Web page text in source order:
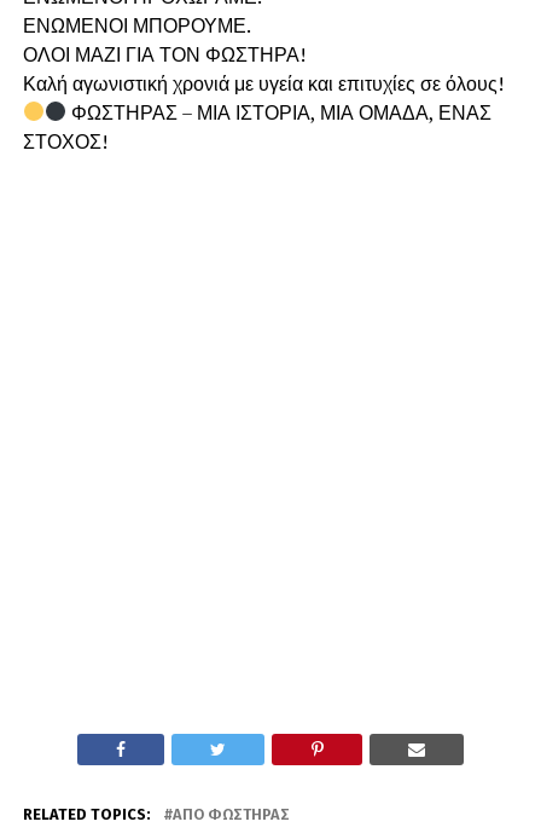
ΕΝΩΜΕΝΟΙ ΜΠΟΡΟΥΜΕ.
ΟΛΟΙ ΜΑΖΙ ΓΙΑ ΤΟΝ ΦΩΣΤΗΡΑ!
Καλή αγωνιστική χρονιά με υγεία και επιτυχίες σε όλους!
ΦΩΣΤΗΡΑΣ – ΜΙΑ ΙΣΤΟΡΙΑ, ΜΙΑ ΟΜΑΔΑ, ΕΝΑΣ
ΣΤΟΧΟΣ!
RELATED TOPICS: ΑΠΟ ΦΩΣΤΉΡΑΣ